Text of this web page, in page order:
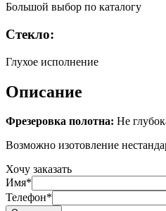
Большой выбор по каталогу
Стекло:
Глухое исполнение
Описание
Фрезеровка полотна: Не
Возможно изотовление
Хочу заказать
Имя*
Телефон*